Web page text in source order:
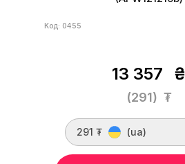
Код: 0455
13 357 ₴
(291) ₮
291 ₮ (ua)